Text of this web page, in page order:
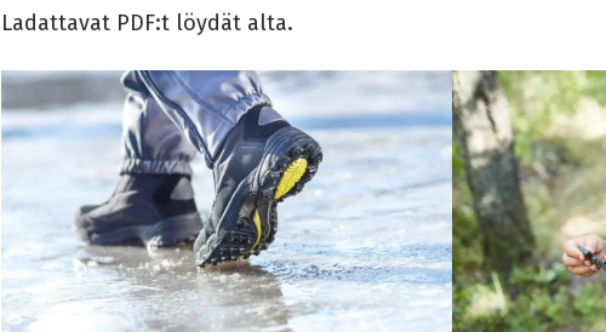
Ladattavat PDF:t löydät alta.